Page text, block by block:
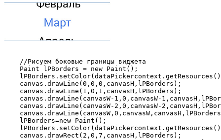
    //Рисуем боковые границы виджета
    Paint lPBorders = new Paint();
    canvas.drawLine(0,0,0,canvasH,lPBorders);
    canvas.drawLine(1,0,1,canvasH,lPBorders);
canvas.drawLine(canvasW-1,0,canvasW-
canvas.drawLine(canvasW-2,0,canvasW-
    lPBorders=new Paint();
    canvas.drawRect(2,0,7,canvasH,lPBorders);